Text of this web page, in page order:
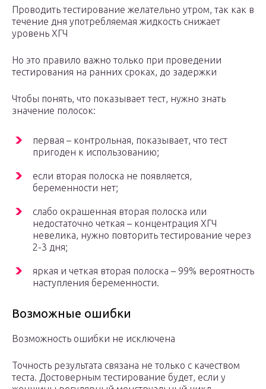
Проводить тестирование желательно утром, так как в
течение дня употребляемая жидкость снижает
уровень ХГЧ
Но это правило важно только при проведении
тестирования на ранних сроках, до задержки
Чтобы понять, что показывает тест, нужно знать
значение полосок:
первая – контрольная, показывает, что тест
пригоден к использованию;
если вторая полоска не появляется,
беременности нет;
слабо окрашенная вторая полоска или
недостаточно четкая – концентрация ХГЧ
невелика, нужно повторить тестирование через
2-3 дня;
яркая и четкая вторая полоска – 99% вероятность
наступления беременности.
Возможные ошибки
Возможность ошибки не исключена
Точность результата связана не только с качеством
теста. Достоверным тестирование будет, если у